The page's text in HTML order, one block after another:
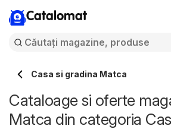
Catalomat
Casa si gradina Matca
Cataloage si oferte
Matca din categoria